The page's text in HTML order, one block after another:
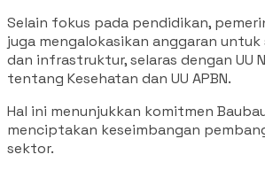
Selain fokus pada pendidikan,
juga mengalokasikan anggaran
dan infrastruktur, selaras dengan UU
tentang Kesehatan dan UU APBN.
Hal ini menunjukkan komitmen
menciptakan keseimbangan
sektor.